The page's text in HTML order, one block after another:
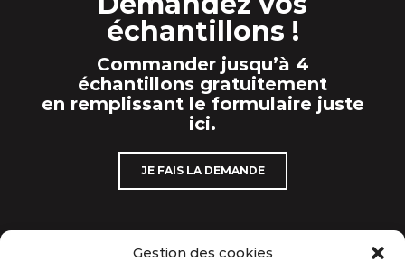
Gestion des cookies
échantillons !
Commander jusqu’à 4
échantillons gratuitement
en remplissant le formulaire juste
ici.
JE FAIS LA DEMANDE